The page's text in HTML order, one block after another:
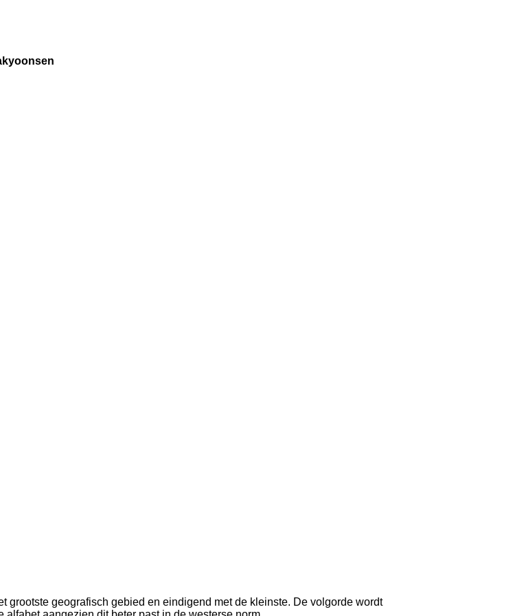
grootste geografisch gebied en eindigend met de kleinste. De volgorde wordt